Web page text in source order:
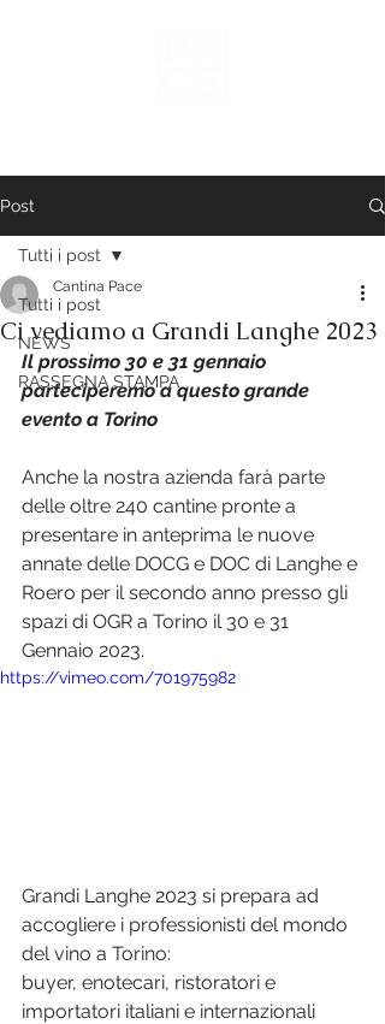
Post
Tutti i post
NEWS
RASSEGNA STAMPA
Tutti i post
Ci vediamo a Grandi Langhe 2023
Cantina Pace
Il prossimo 30 e 31 gennaio
parteciperemo a questo grande
evento a Torino
Anche la nostra azienda farà parte
delle oltre 240 cantine pronte a
presentare in anteprima le nuove
annate delle DOCG e DOC di Langhe e
Roero per il secondo anno presso gli
spazi di OGR a Torino il 30 e 31
Gennaio 2023.
https://vimeo.com/701975982
Grandi Langhe 2023 si prepara ad
accogliere i professionisti del mondo
del vino a Torino:
buyer, enotecari, ristoratori e
importatori italiani e internazionali